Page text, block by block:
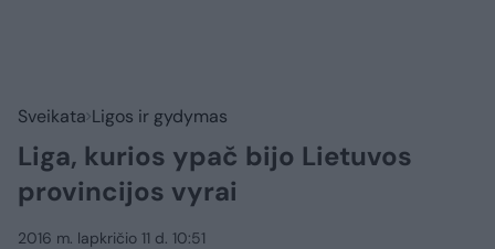
Sveikata Ligos ir gydymas
Liga, kurios ypač bijo Lietuvos
provincijos vyrai
2016 m. lapkričio 11 d. 10:51